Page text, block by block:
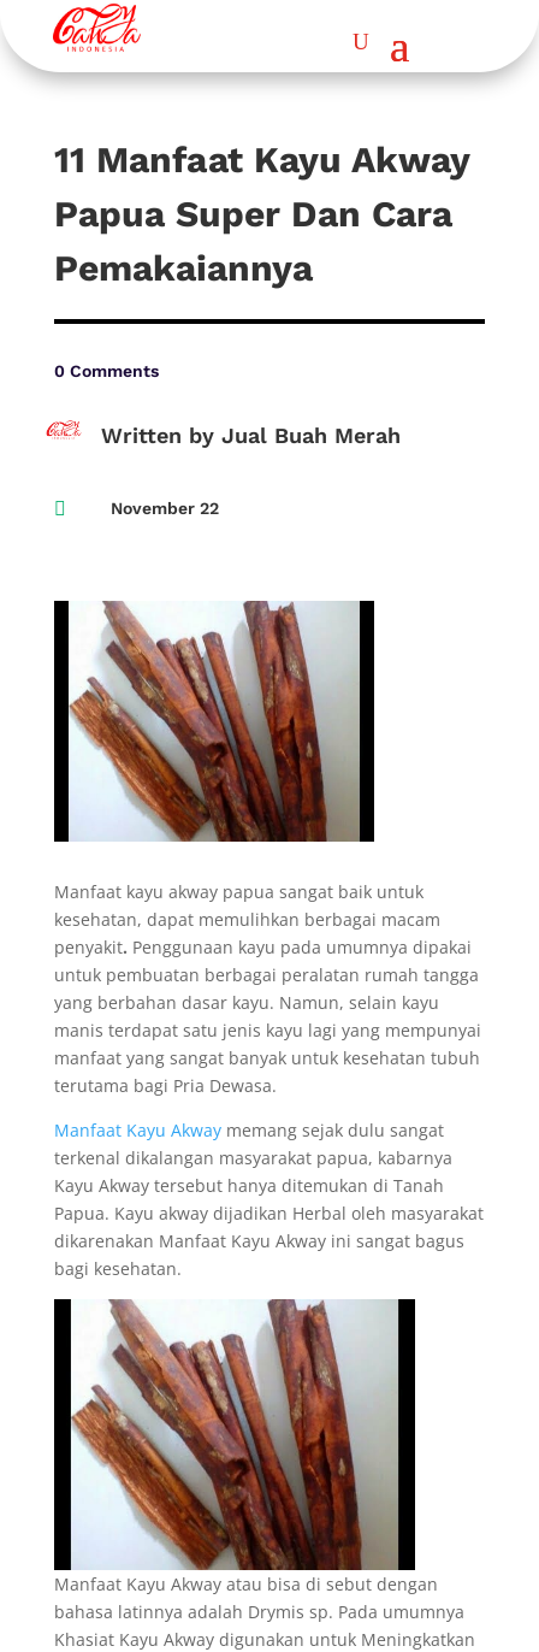
11 Manfaat Kayu Akway
Papua Super Dan Cara
Pemakaiannya
0 Comments
Written by Jual Buah Merah
 November 22
Manfaat kayu akway papua sangat baik untuk
kesehatan, dapat memulihkan berbagai macam
penyakit. Penggunaan kayu pada umumnya dipakai
untuk pembuatan berbagai peralatan rumah tangga
yang berbahan dasar kayu. Namun, selain kayu
manis terdapat satu jenis kayu lagi yang mempunyai
manfaat yang sangat banyak untuk kesehatan tubuh
terutama bagi Pria Dewasa.
Manfaat Kayu Akwaymemang sejak dulu sangat
terkenal dikalangan masyarakat papua, kabarnya
Kayu Akway tersebut hanya ditemukan di Tanah
Papua. Kayu akway dijadikan Herbal oleh masyarakat
dikarenakan Manfaat Kayu Akway ini sangat bagus
bagi kesehatan.
Manfaat Kayu Akway atau bisa di sebut dengan
bahasa latinnya adalah Drymis sp. Pada umumnya
Khasiat Kayu Akway digunakan untuk Meningkatkan